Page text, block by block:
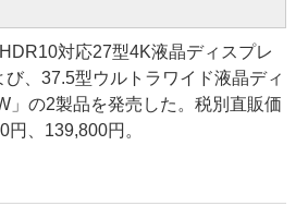
対応27型4K液晶ディスプレ
、37.5型ウルトラワイド液晶ディ
」の2製品を発売した。税別直販価
、139,800円。